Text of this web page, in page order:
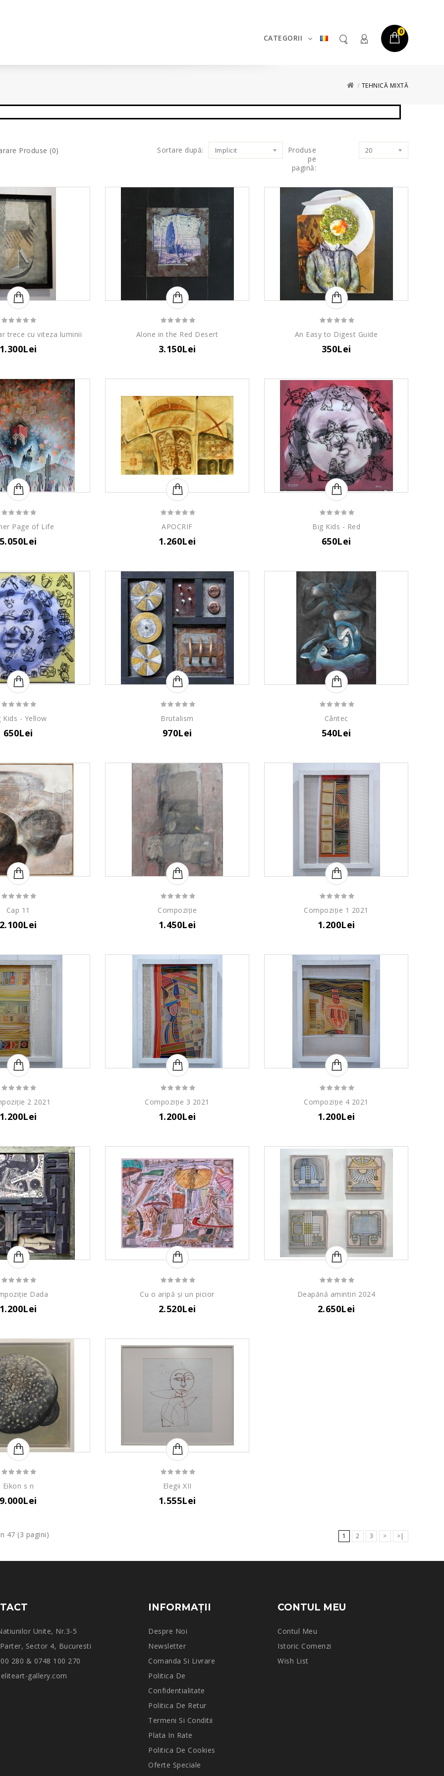
0
CATEGORII
TEHNICĂ MIXTĂ
Produse (0) Sortare după: Implicit
Produse
pe
pagină:
20
trece cu viteza luminii Alone in the Red Desert
3.150Lei
An Easy to Digest Guide
350Lei
Page of Life APOCRIF
1.260Lei
Big Kids - Red
650Lei
Kids - Yellow
650Lei
Brutalism
970Lei
Cântec
540Lei
Cap 11 Compoziție
1.450Lei
Compoziție 1 2021
1.200Lei
2 2021 Compoziție 3 2021
1.200Lei
Compoziție 4 2021
1.200Lei
Dada Cu o aripă și un picior
2.520Lei
Deapănă amintiri 2024
2.650Lei
Eikon s n Elegii XII
1.555Lei
1 2 3 > >|
47 (3 pagini)
Unite, Nr.3-5
Sector 4, Bucuresti
280 & 0748 100 270
gallery.com
INFORMAŢII
Despre Noi
Newsletter
Comanda Si Livrare
Politica De
Confidentialitate
Politica De Retur
Termeni Si Conditii
Plata In Rate
Politica De Cookies
Oferte Speciale
CONTUL MEU
Contul Meu
Istoric Comenzi
Wish List